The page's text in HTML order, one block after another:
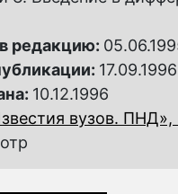
редакцию:
17.09.1996
10.12.1996
вузов.